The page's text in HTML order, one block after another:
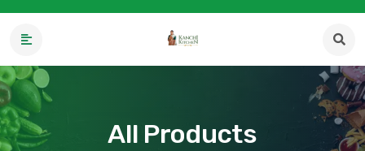
All Products